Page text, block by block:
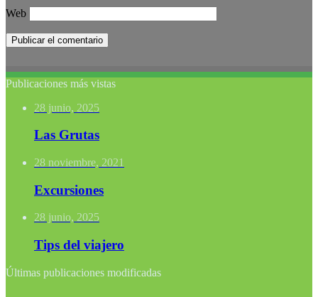
Web
Publicaciones más vistas
28 junio, 2025
Las Grutas
28 noviembre, 2021
Excursiones
28 junio, 2025
Tips del viajero
Últimas publicaciones modificadas